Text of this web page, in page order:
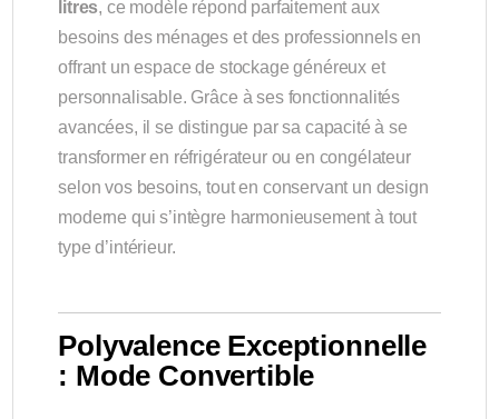
litres, ce modèle répond parfaitement aux
besoins des ménages et des professionnels en
offrant un espace de stockage généreux et
personnalisable. Grâce à ses fonctionnalités
avancées, il se distingue par sa capacité à se
transformer en réfrigérateur ou en congélateur
selon vos besoins, tout en conservant un design
moderne qui s’intègre harmonieusement à tout
type d’intérieur.
Polyvalence Exceptionnelle
: Mode Convertible